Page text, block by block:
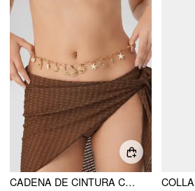
CADENA DE CINTURA CON CONCHAS Y ESTRELLAS DE MAR